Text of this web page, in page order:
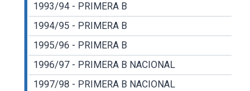
1993/94 - PRIMERA B
1994/95 - PRIMERA B
1995/96 - PRIMERA B
1996/97 - PRIMERA B NACIONAL
1997/98 - PRIMERA B NACIONAL